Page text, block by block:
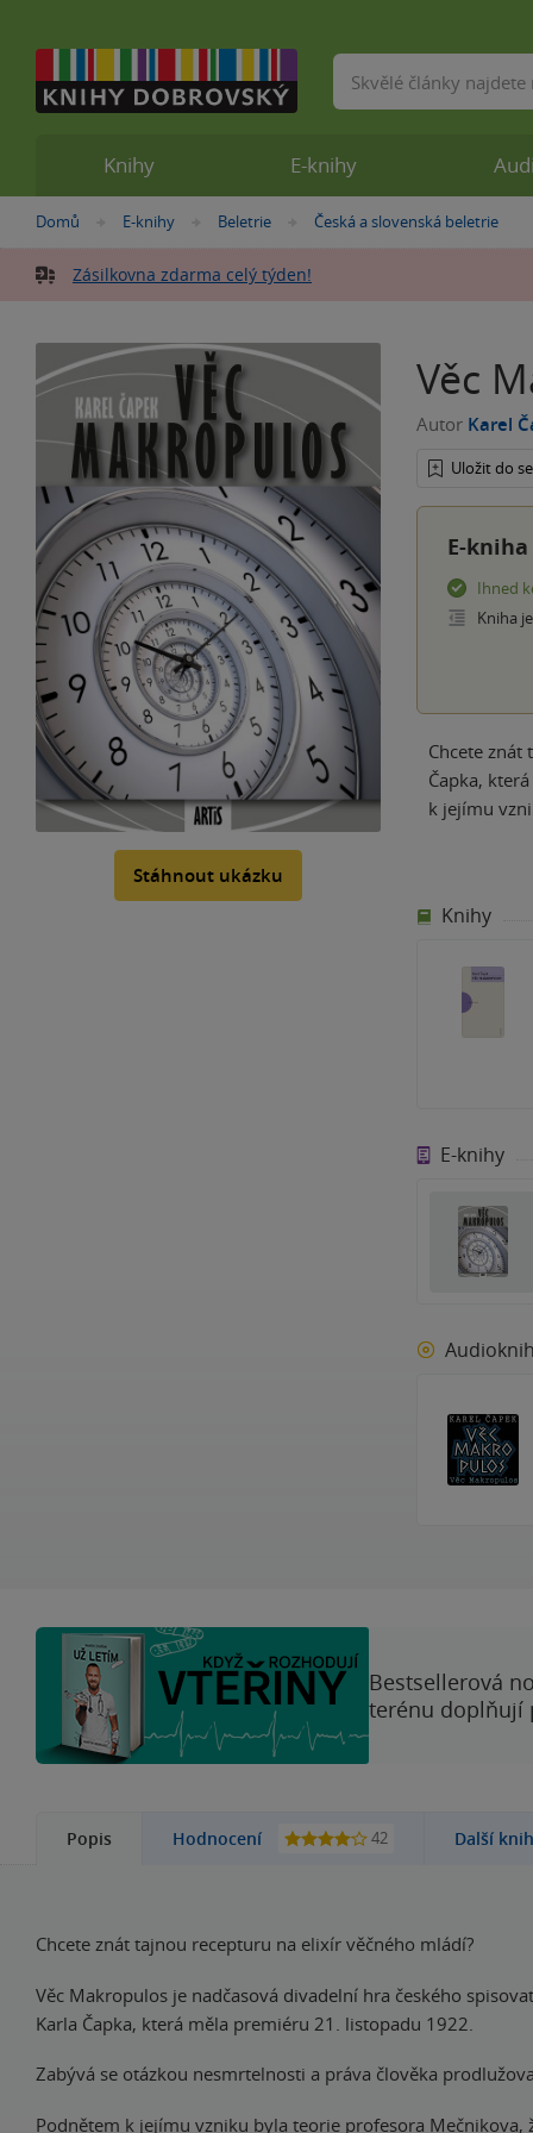
Nacházíte
zde:
Domů »
E-knihy »
Beletrie »
Česká a slovenská beletrie
Zásilkovna zdarma celý týden!
Stáhnout ukázku
Věc
Autor Karel
Uložit do
E-kniha
Ihned
Kniha
Chcete
Čapka,
k jejímu
Knihy
E-knihy
Bestsellerová
terénu doplňují
Popis Hodnocení 42 Další
Chcete znát tajnou recepturu na elixír věčného mládí?
Věc Makropulos je nadčasová divadelní hra českého
Karla Čapka, která měla premiéru 21. listopadu 1922.
Zabývá se otázkou nesmrtelnosti a práva člověka
Podnětem k jejímu vzniku byla teorie profesora Mečnikova,
Knihy E-knihy
Vyhledávání